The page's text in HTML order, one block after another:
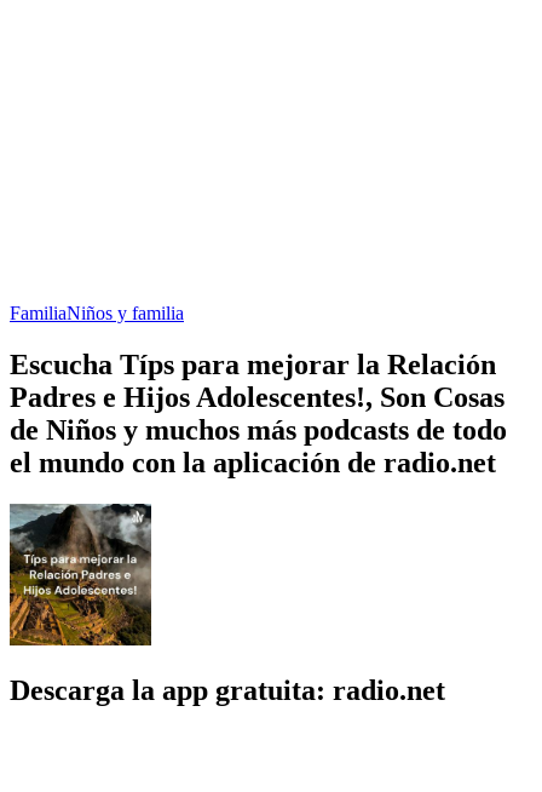
FamiliaNiños y familia
Escucha Típs para mejorar la Relación
Padres e Hijos Adolescentes!, Son Cosas
de Niños y muchos más podcasts de todo
el mundo con la aplicación de radio.net
Descarga la app gratuita: radio.net